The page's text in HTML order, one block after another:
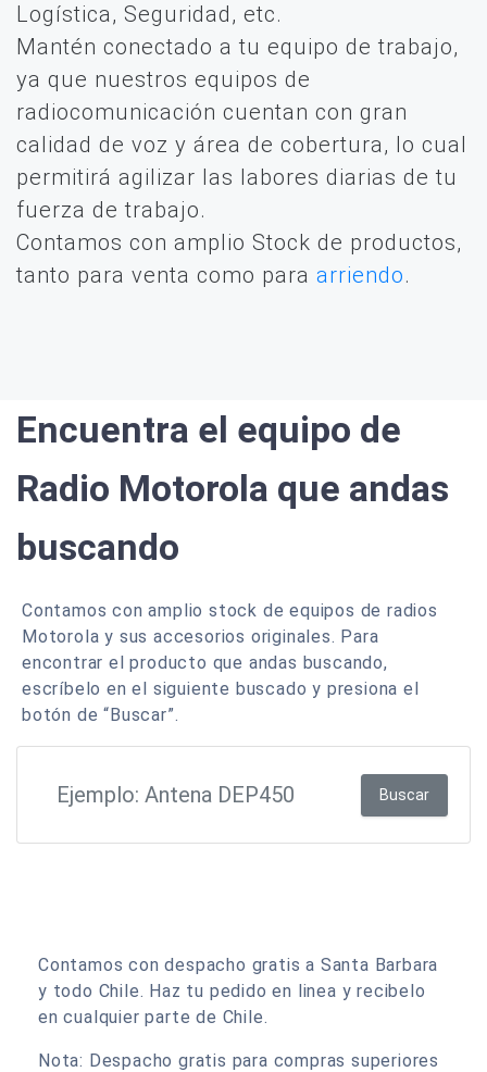
Logística, Seguridad, etc.
Mantén conectado a tu equipo de trabajo,
ya que nuestros equipos de
radiocomunicación cuentan con gran
calidad de voz y área de cobertura, lo cual
permitirá agilizar las labores diarias de tu
fuerza de trabajo.
Contamos con amplio Stock de productos,
tanto para venta como para arriendo.
Encuentra el equipo de
Radio Motorola que andas
buscando
Contamos con amplio stock de equipos de radios
Motorola y sus accesorios originales. Para
encontrar el producto que andas buscando,
escríbelo en el siguiente buscado y presiona el
botón de “Buscar”.
Buscar
Contamos con despacho gratis a Santa Barbara
y todo Chile. Haz tu pedido en linea y recibelo
en cualquier parte de Chile.
Nota: Despacho gratis para compras superiores